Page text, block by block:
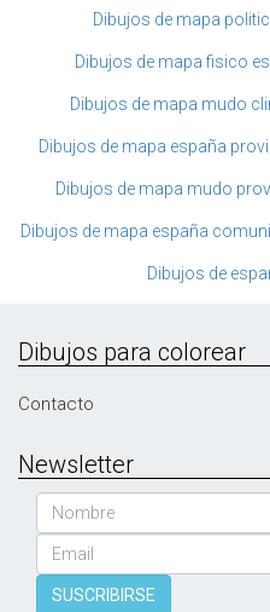
Dibujos de mapa
Dibujos de mapa fisico
Dibujos de mapa mudo
Dibujos de mapa españa
Dibujos de mapa mudo
Dibujos de mapa españa
Dibujos de
Dibujos para colorear
Contacto
Newsletter
Nombre
Email
SUSCRIBIRSE